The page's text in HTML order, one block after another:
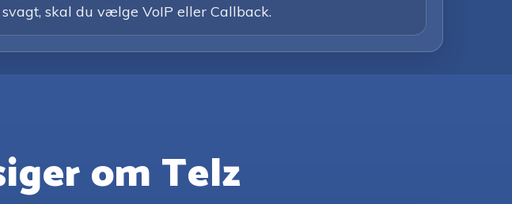
skal du vælge VoIP eller Callback.
om Telz